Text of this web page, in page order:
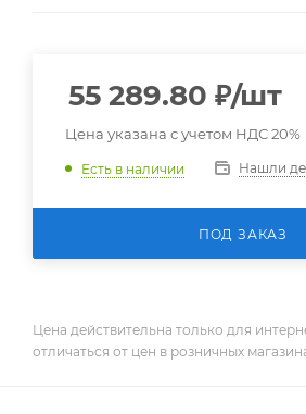
55 289.80 ₽/шт
Цена указана с учетом НДС 20%
Есть в наличии Нашли
ПОД ЗАКАЗ
Цена действительна только для
отличаться от цен в розничных